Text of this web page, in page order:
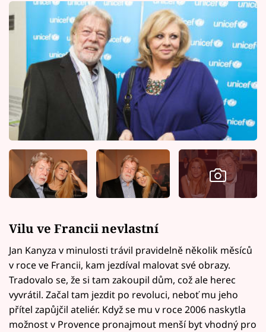
Vilu ve Francii nevlastní
Jan Kanyza v minulosti trávil pravidelně několik měsíců
v roce ve Francii, kam jezdíval malovat své obrazy.
Tradovalo se, že si tam zakoupil dům, což ale herec
vyvrátil. Začal tam jezdit po revoluci, neboť mu jeho
přítel zapůjčil ateliér. Když se mu v roce 2006 naskytla
možnost v Provence pronajmout menší byt vhodný pro